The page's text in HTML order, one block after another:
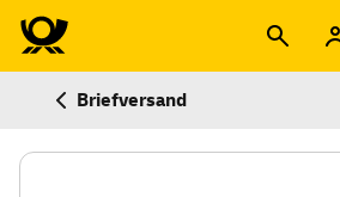
Briefversand